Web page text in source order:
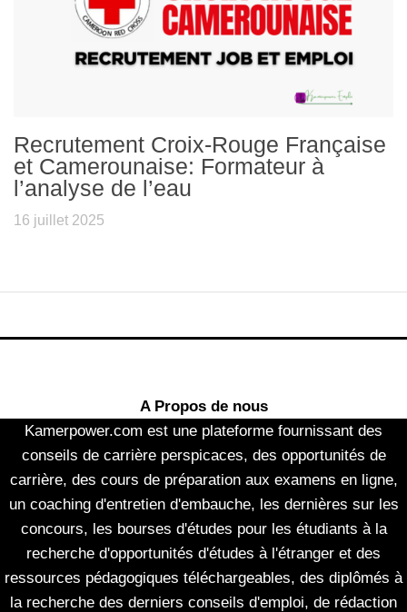
Recrutement Croix-Rouge Française
et Camerounaise: Formateur à
l’analyse de l’eau
16 juillet 2025
A Propos de nous
Kamerpower.com est une plateforme fournissant des
conseils de carrière perspicaces, des opportunités de
carrière, des cours de préparation aux examens en ligne,
un coaching d'entretien d'embauche, les dernières sur les
concours, les bourses d'études pour les étudiants à la
recherche d'opportunités d'études à l'étranger et des
ressources pédagogiques téléchargeables, des diplômés à
la recherche des derniers conseils d'emploi, de rédaction